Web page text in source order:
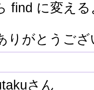
find に変え
りがとうご
さん